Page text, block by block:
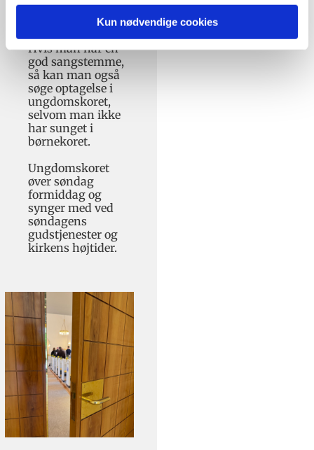
Kun nødvendige cookies
blive lønnet
Hvis man har en
god sangstemme,
så kan man også
søge optagelse i
ungdomskoret,
selvom man ikke
har sunget i
børnekoret.
Ungdomskoret
øver søndag
formiddag og
synger med ved
søndagens
gudstjenester og
kirkens højtider.